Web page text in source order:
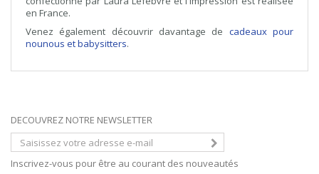
en France.
Venez également découvrir davantage de cadeaux pour
nounous et babysitters.
DECOUVREZ NOTRE NEWSLETTER
Inscrivez-vous pour être au courant des nouveautés